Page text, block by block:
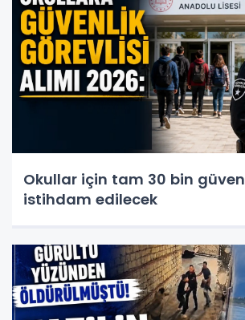
Okullar için tam 30 bin
istihdam edilecek